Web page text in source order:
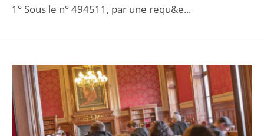
1° Sous le n° 494511, par une requ&e...